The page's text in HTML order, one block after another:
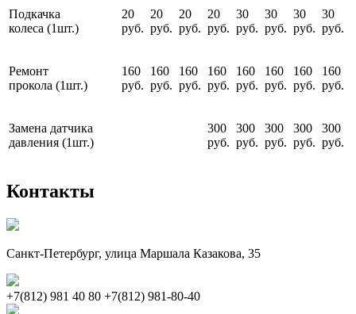
Подкачка
колеса (1шт.)
20
руб.
20
руб.
20
руб.
20
руб.
30
руб.
30
руб.
30
руб.
30
руб.
Ремонт
прокола (1шт.)
160
руб.
160
руб.
160
руб.
160
руб.
160
руб.
160
руб.
160
руб.
160
руб.
Замена датчика
давления (1шт.)
300
руб.
300
руб.
300
руб.
300
руб.
300
руб.
Контакты
Санкт-Петербург, улица Маршала Казакова, 35
+7(812) 981 40 80 +7(812) 981-80-40